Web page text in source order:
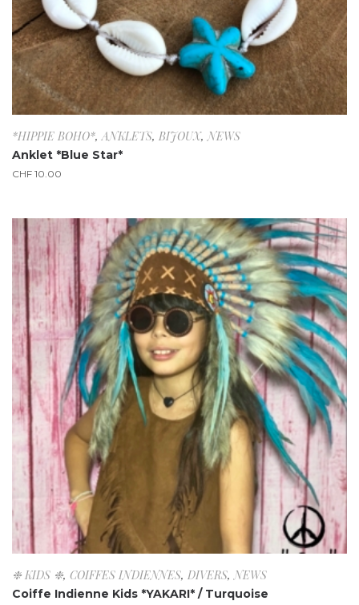
*HIPPIE BOHO*, ANKLETS, BIJOUX, NEWS
Anklet *Blue Star*
CHF 10.00
❉ KIDS ❉, COIFFES INDIENNES, DIVERS, NEWS
Coiffe Indienne Kids *YAKARI* / Turquoise